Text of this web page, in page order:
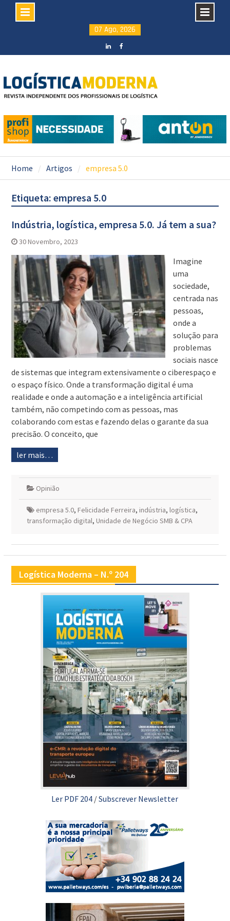
content
07 Ago, 2026
Home Artigos empresa 5.0
Etiqueta: empresa 5.0
Indústria, logística, empresa 5.0. Já tem a sua?
30 Novembro, 2023
Imagine
uma
sociedade,
centrada nas
pessoas,
onde a
solução para
problemas
sociais nasce
de sistemas que integram extensivamente o ciberespaço e
o espaço físico. Onde a transformação digital é uma
realidade e onde a automação e a inteligência artificial
também, não competindo com as pessoas, mas
colaborando com estas e fazendo delas o garante da sua
precisão. O conceito, que
ler mais…
Opinião
empresa 5.0, Felicidade Ferreira, indústria, logística,
transformação digital, Unidade de Negócio SMB & CPA
Logística Moderna – N.º 204
Ler PDF 204 /Subscrever Newsletter